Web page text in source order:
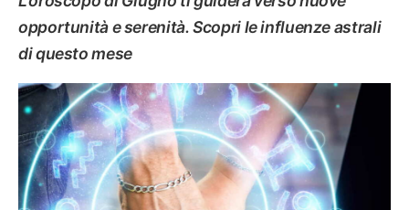
opportunità e serenità. Scopri le influenze astrali
di questo mese
OROSCOPO